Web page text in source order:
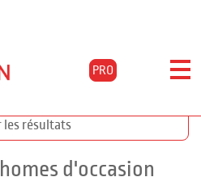
PRO
87 ti
les résultats
d'occasion